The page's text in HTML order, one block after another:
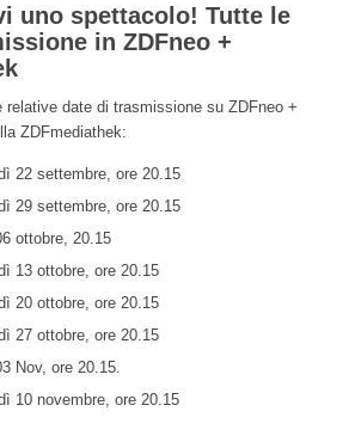
uno spettacolo! Tutte le
in ZDFneo +
date di trasmissione su ZDFneo +
ZDFmediathek:
22 settembre, ore 20.15
29 settembre, ore 20.15
ottobre, 20.15
13 ottobre, ore 20.15
20 ottobre, ore 20.15
27 ottobre, ore 20.15
Nov, ore 20.15.
10 novembre, ore 20.15